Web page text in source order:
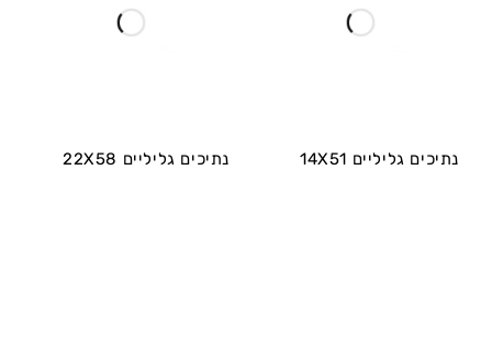
נתיכים גליליים 14X51 נתיכים גליליים 22X58